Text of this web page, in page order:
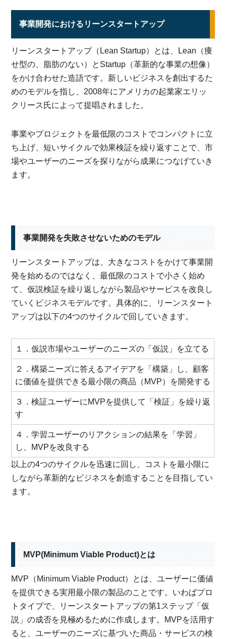
事業開発におけるリーンスタートアップ
リーンスタートアップ（Lean Startup）とは、Lean（痩
せ型の、脂肪のない）とStartup（革新的な事業の想像）
をかけ合わせた造語です。新しいビジネスを創出するた
めのモデルを指し、2008年にアメリカの起業家エリッ
クリース氏によって提唱されました。
事業やプロジェクトを最低限のコストでコンパクトに立
ち上げ、短いサイクルで効果検証を繰り返すことで、市
場やユーザーのニーズを探りながら成果につなげていき
ます。
事業開発を失敗させないためのモデル
リーンスタートアップは、大きなコストをかけて事業開
発を始めるのではなく、最低限のコストで小さく始め
て、仮説検証を繰り返しながら製品やサービスを改良し
ていくビジネスモデルです。具体的に、リーンスタート
アップは以下の4つのサイクルで回していきます。
１．仮説市場やユーザーのニーズの「仮説」を立てる
２．構築ニーズに答えるアイデアを「構築」し、顧客
に価値を提供できる最小限の商品（MVP）を開発する
３．検証ユーザーにMVPを提供して「検証」を繰り返
す
４．学習ユーザーのリアクションの結果を「学習」
し、MVPを改良する
以上の4つのサイクルを迅速に回し、コストを最小限に
しながら革新的なビジネスを創造することを目指してい
ます。
MVP(Minimum Viable Product)とは
MVP（Minimum Viable Product）とは、ユーザーに価値
を提供できる実用最小限の製品のことです。いわばプロ
トタイプで、リーンスタートアップの第1ステップ「仮
説」の成否を見極めるために作成します。MVPを活用す
ると、ユーザーのニーズに基づいた商品・サービスの検